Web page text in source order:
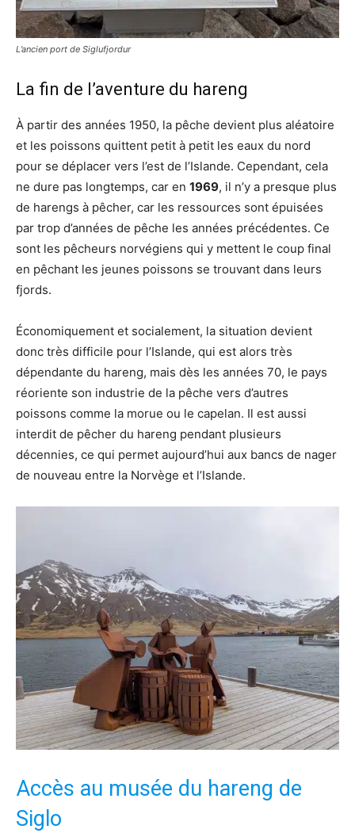
L’ancien port de Siglufjordur
La fin de l’aventure du hareng
À partir des années 1950, la pêche devient plus aléatoire
et les poissons quittent petit à petit les eaux du nord
pour se déplacer vers l’est de l’Islande. Cependant, cela
ne dure pas longtemps, car en 1969, il n’y a presque plus
de harengs à pêcher, car les ressources sont épuisées
par trop d’années de pêche les années précédentes. Ce
sont les pêcheurs norvégiens qui y mettent le coup final
en pêchant les jeunes poissons se trouvant dans leurs
fjords.
Économiquement et socialement, la situation devient
donc très difficile pour l’Islande, qui est alors très
dépendante du hareng, mais dès les années 70, le pays
réoriente son industrie de la pêche vers d’autres
poissons comme la morue ou le capelan. Il est aussi
interdit de pêcher du hareng pendant plusieurs
décennies, ce qui permet aujourd’hui aux bancs de nager
de nouveau entre la Norvège et l’Islande.
Accès au musée du hareng de
Siglo